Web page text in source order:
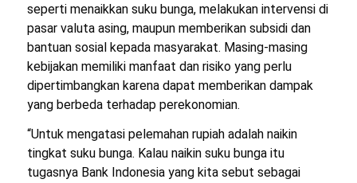
seperti menaikkan suku bunga, melakukan intervensi di
pasar valuta asing, maupun memberikan subsidi dan
bantuan sosial kepada masyarakat. Masing-masing
kebijakan memiliki manfaat dan risiko yang perlu
dipertimbangkan karena dapat memberikan dampak
yang berbeda terhadap perekonomian.
“Untuk mengatasi pelemahan rupiah adalah naikin
tingkat suku bunga. Kalau naikin suku bunga itu
tugasnya Bank Indonesia yang kita sebut sebagai